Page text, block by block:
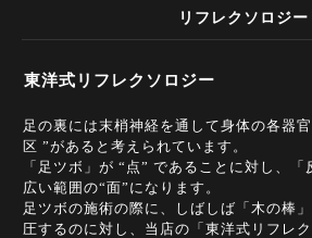
リフレクソロジー
東洋式リフレクソロジー
足の裏には末梢神経を通して身体の各器
区 ”があると考えられています。
「足ツボ」が “点” であることに対し、
広い範囲の“面”になります。
足ツボの施術の際に、しばしば「木の棒
圧するのに対し、当店の「東洋式リフレ